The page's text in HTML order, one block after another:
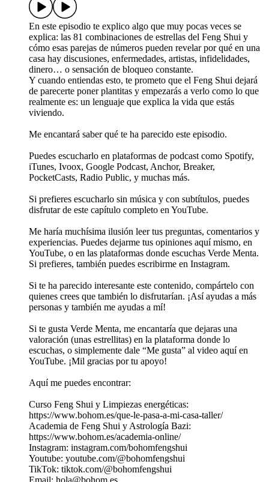
En este episodio te explico algo que muy pocas veces se
explica: las 81 combinaciones de estrellas del Feng Shui y
cómo esas parejas de números pueden revelar por qué en una
casa hay discusiones, enfermedades, artistas, infidelidades,
dinero… o sensación de bloqueo constante.
Y cuando entiendas esto, te prometo que el Feng Shui dejará
de parecerte poner plantitas y empezarás a verlo como lo que
realmente es: un lenguaje que explica la vida que estás
viviendo.
Me encantará saber qué te ha parecido este episodio.
Puedes escucharlo en plataformas de podcast como Spotify,
iTunes, Ivoox, Google Podcast, Anchor, Breaker,
PocketCasts, Radio Public, y muchas más.
Si prefieres escucharlo sin música y con subtítulos, puedes
disfrutar de este capítulo completo en YouTube.
Me haría muchísima ilusión leer tus preguntas, comentarios y
experiencias. Puedes dejarme tus opiniones aquí mismo, en
YouTube, o en las plataformas donde escuchas Verde Menta.
Si prefieres, también puedes escribirme en Instagram.
Si te ha parecido interesante este contenido, compártelo con
quienes crees que también lo disfrutarían. ¡Así ayudas a más
personas y también me ayudas a mí!
Si te gusta Verde Menta, me encantaría que dejaras una
valoración (unas estrellitas) en la plataforma donde lo
escuchas, o simplemente dale “Me gusta” al video aquí en
YouTube. ¡Mil gracias por tu apoyo!
Aquí me puedes encontrar:
Curso Feng Shui y Limpiezas energéticas:
https://www.bohom.es/que-le-pasa-a-mi-casa-taller/
Academia de Feng Shui y Astrología Bazi:
https://www.bohom.es/academia-online/
Instagram: instagram.com/bohomfengshui
Youtube: youtube.com/@bohomfengshui
TikTok: tiktok.com/@bohomfengshui